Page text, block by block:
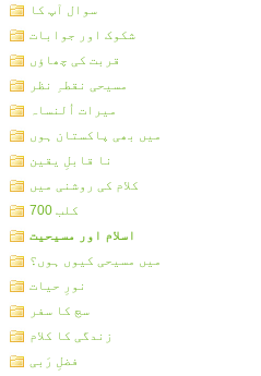
سوال آپ کا
شکوک اور جوابات
قربت کی چھاؤں
مسیحی نقطہِ نظر
میرات اُلنساہ
میں بھی پاکستان ہوں
نا قابلِ یقین
کلام کی روشنی میں
کلب 700
اسلام اور مسیحیت
میں مسیحی کیوں ہوں؟
نورِ حیات
سچ کا سفر
زندگی کا کلام
فضلِ رَبی